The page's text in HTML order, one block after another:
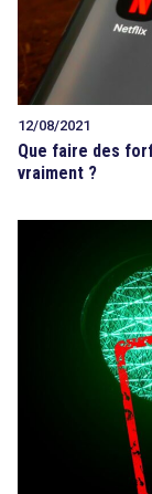
12/08/2021
Que faire des
vraiment ?